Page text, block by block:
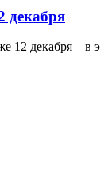
декабря
декабря –